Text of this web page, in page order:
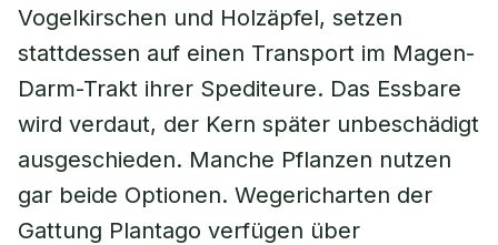
Vogelkirschen und Holzäpfel, setzen
stattdessen auf einen Transport im Magen-
Darm-Trakt ihrer Spediteure. Das Essbare
wird verdaut, der Kern später unbeschädigt
ausgeschieden. Manche Pflanzen nutzen
gar beide Optionen. Wegericharten der
Gattung Plantago verfügen über